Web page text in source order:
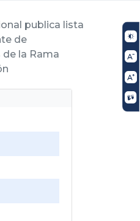
publica lista
de
la Rama